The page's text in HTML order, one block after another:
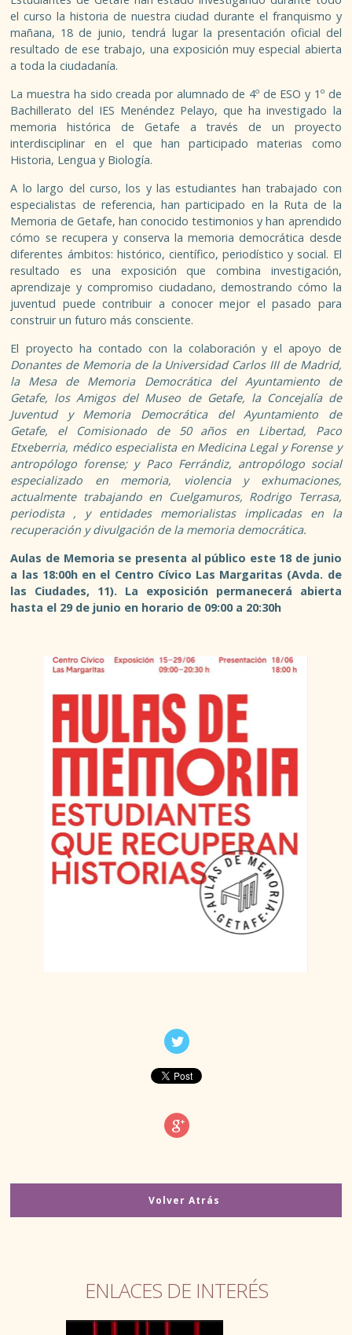
PROGRAMA DE MÚSICA
SIAJ
INFORMACIÓN GENERAL Y RECURSOS
ASESORÍAS
CARNÉS JUVENILES
FORMACIÓN TIEMPO LIBRE
GARANTÍA JUVENIL
PUBLICACIONES
PROYECTOS CENTRALES
PARTICIPACIÓN
ASOCIACIONISMO
ASOCIACIONES DE GETAFE
VOLUNTARIADO
OTRAS FORMAS
EMPLEO
GARANTÍA JUVENIL
RECURSOS DE EMPLEO GETAFE
ADMINISTRACIÓN PÚBLICA
BÚSQUEDA EN INTERNET
EMPLEO EN EL EXTRANJERO
CERTIFICADO DE DELITOS SEXUALES
FORMACIÓN
FERIAS, JORNADAS, CONFERENCIAS
OCIO
el curso la historia de nuestra ciudad durante el franquismo y
mañana, 18 de junio, tendrá lugar la presentación oficial del
resultado de ese trabajo, una exposición muy especial abierta
a toda la ciudadanía.
La muestra ha sido creada por alumnado de 4º de ESO y 1º de
Bachillerato del IES Menéndez Pelayo, que ha investigado la
memoria histórica de Getafe a través de un proyecto
interdisciplinar en el que han participado materias como
Historia, Lengua y Biología.
A lo largo del curso, los y las estudiantes han trabajado con
especialistas de referencia, han participado en la Ruta de la
Memoria de Getafe, han conocido testimonios y han aprendido
cómo se recupera y conserva la memoria democrática desde
diferentes ámbitos: histórico, científico, periodístico y social. El
resultado es una exposición que combina investigación,
aprendizaje y compromiso ciudadano, demostrando cómo la
juventud puede contribuir a conocer mejor el pasado para
construir un futuro más consciente.
El proyecto ha contado con la colaboración y el apoyo de
Donantes de Memoria de la Universidad Carlos III de Madrid,
la Mesa de Memoria Democrática del Ayuntamiento de
Getafe, los Amigos del Museo de Getafe, la Concejalía de
Juventud y Memoria Democrática del Ayuntamiento de
Getafe, el Comisionado de 50 años en Libertad, Paco
Etxeberria, médico especialista en Medicina Legal y Forense y
antropólogo forense; y Paco Ferrándiz, antropólogo social
especializado en memoria, violencia y exhumaciones,
actualmente trabajando en Cuelgamuros, Rodrigo Terrasa,
periodista , y entidades memorialistas implicadas en la
recuperación y divulgación de la memoria democrática.
Aulas de Memoria se presenta al público este 18 de junio
a las 18:00h en el Centro Cívico Las Margaritas (Avda. de
las Ciudades, 11). La exposición permanecerá abierta
hasta el 29 de junio en horario de 09:00 a 20:30h
Volver Atrás
ENLACES DE INTERÉS